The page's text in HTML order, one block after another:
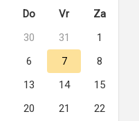
Do Vr
Za
30 31
1
6 7
8
13 14
15
20 21
22